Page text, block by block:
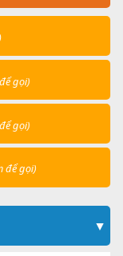
gọi)
gọi)
để gọi)
▼